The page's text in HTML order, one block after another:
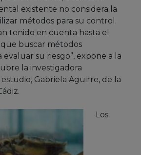
existente no considera la
métodos para su control.
tenido en cuenta hasta el
buscar métodos
su riesgo”, expone a la
la investigadora
Gabriela Aguirre, de la
Los